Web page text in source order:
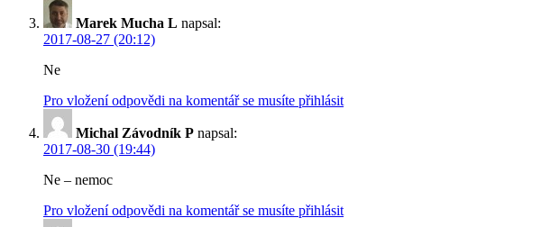
Marek Mucha L napsal:
2017-08-27 (20:12)
Ne
Pro vložení odpovědi na komentář se musíte přihlásit
Michal Závodník P napsal:
2017-08-30 (19:44)
Ne – nemoc
Pro vložení odpovědi na komentář se musíte přihlásit